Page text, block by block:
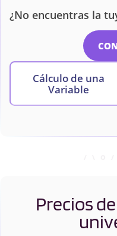
¿No encuentras la
Cálculo de una
Variable
Precios